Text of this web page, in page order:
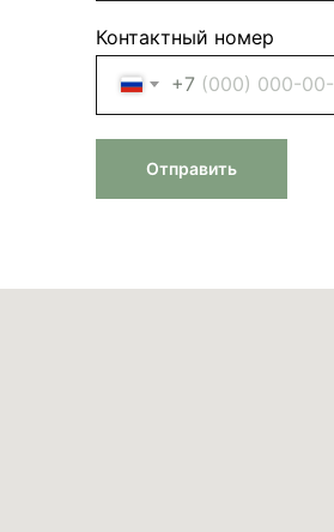
Контактный номер
+7
Отправить